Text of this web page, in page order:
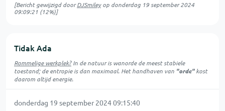
[Bericht gewijzigd doorDJSmileyop donderdag 19 september 2024
09:09:21 (12%)]
Tidak Ada
Rommelige werkplek?In de natuur iswanordede meest stabiele
toestand; de entropie is dan maximaal. Het handhaven van "orde"kost
daarom altijd energie.
donderdag 19 september 2024 09:15:40